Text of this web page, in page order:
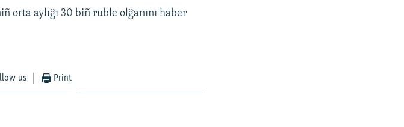
orta aylığı 30 biñ ruble olğanını haber
us Print